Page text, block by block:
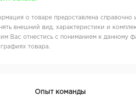
о товаре предоставлена
внешний вид, характеристики и
Вас отнестись с пониманием к данному
товара.
Опыт команды